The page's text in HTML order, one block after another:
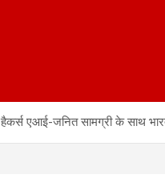
हैकर्स एआई-जनित सामग्री के साथ